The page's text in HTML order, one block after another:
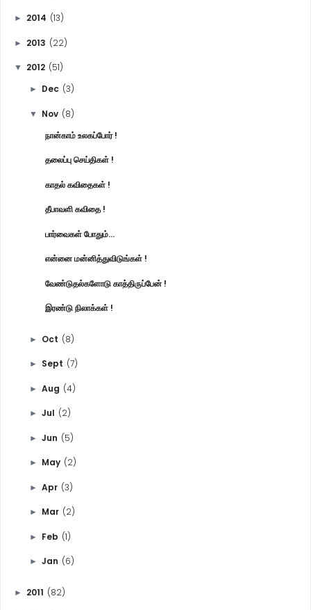
► 2014 (13)
► 2013 (22)
▼ 2012 (51)
► Dec (3)
▼ Nov (8)
நான்காம் உலகப்போர் !
தலைப்பு செய்திகள் !
காதல் கவிதைகள் !
தீபாவளி கவிதை !
பார்வைகள் போதும்...
என்னை மன்னித்துவிடுங்கள் !
வேண்டுதல்களோடு காத்திருப்பேன் !
இரண்டு நிலாக்கள் !
► Oct (8)
► Sept (7)
► Aug (4)
► Jul (2)
► Jun (5)
► May (2)
► Apr (3)
► Mar (2)
► Feb (1)
► Jan (6)
► 2011 (82)